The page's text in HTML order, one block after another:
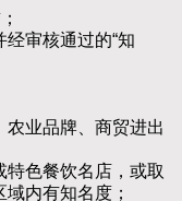
审核通过的“知
业品牌、商贸进出
色餐饮名店，或取
内有知名度；